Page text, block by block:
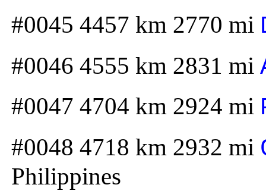
#0045 4457 km 2770 mi
#0046 4555 km 2831 mi
#0047 4704 km 2924 mi
#0048 4718 km 2932 mi
Philippines